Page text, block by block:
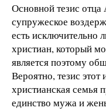
Основной тезис отца
супружеское
есть исключительно
христиан, который
является поэтому
Вероятно, тезис
христианская семья
единство мужа и